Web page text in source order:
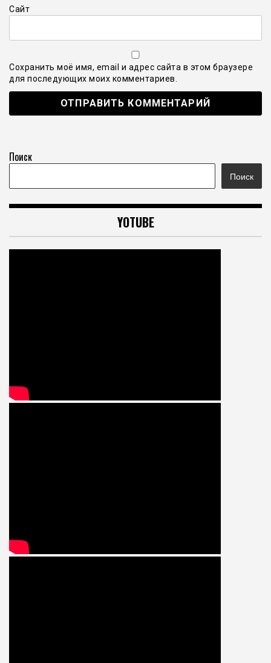
Сайт
Сохранить моё имя, email и адрес сайта в этом браузере
для последующих моих комментариев.
Поиск
Поиск
YOTUBE